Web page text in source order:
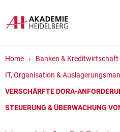
Home
Banken & Kreditwirtschaft
IT, Organisation &
VERSCHÄRFTE DORA-
STEUERUNG & ÜBERWACHUNG